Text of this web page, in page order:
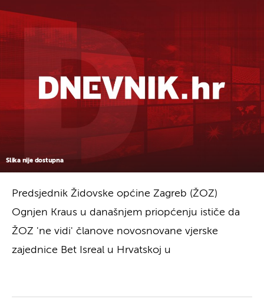
Slika nije dostupna
Predsjednik Židovske općine Zagreb (ŽOZ)
Ognjen Kraus u današnjem priopćenju ističe da
ŽOZ 'ne vidi' članove novosnovane vjerske
zajednice Bet Isreal u Hrvatskoj u